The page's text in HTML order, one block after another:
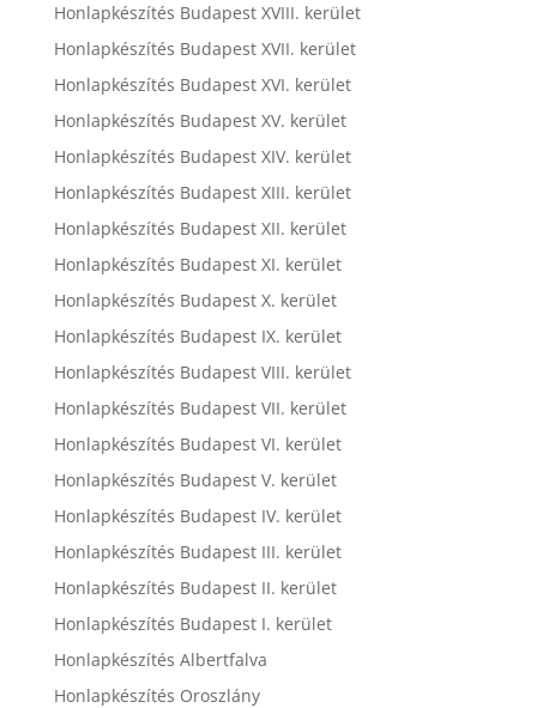
Honlapkészítés Budapest XVIII. kerület
Honlapkészítés Budapest XVII. kerület
Honlapkészítés Budapest XVI. kerület
Honlapkészítés Budapest XV. kerület
Honlapkészítés Budapest XIV. kerület
Honlapkészítés Budapest XIII. kerület
Honlapkészítés Budapest XII. kerület
Honlapkészítés Budapest XI. kerület
Honlapkészítés Budapest X. kerület
Honlapkészítés Budapest IX. kerület
Honlapkészítés Budapest VIII. kerület
Honlapkészítés Budapest VII. kerület
Honlapkészítés Budapest VI. kerület
Honlapkészítés Budapest V. kerület
Honlapkészítés Budapest IV. kerület
Honlapkészítés Budapest III. kerület
Honlapkészítés Budapest II. kerület
Honlapkészítés Budapest I. kerület
Honlapkészítés Albertfalva
Honlapkészítés Oroszlány